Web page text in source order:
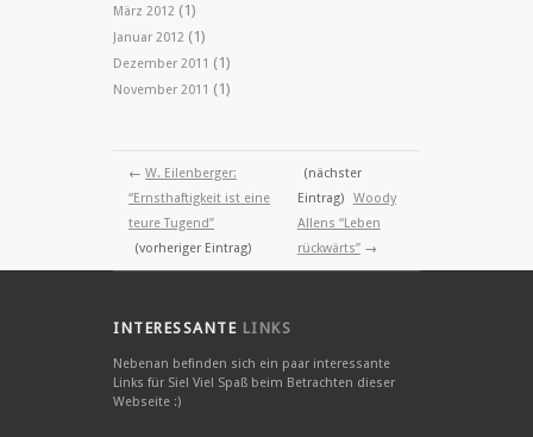
März 2012 (1)
Januar 2012 (1)
Dezember 2011 (1)
November 2011 (1)
← W. Eilenberger:
“Ernsthaftigkeit ist eine
teure Tugend”
(vorheriger Eintrag)
(nächster
Eintrag)
Woody
Allens “Leben
rückwärts”→
INTERESSANTE LINKS
Nebenan befinden sich ein paar interessante
Links für Sie! Viel Spaß beim Betrachten dieser
Webseite :)